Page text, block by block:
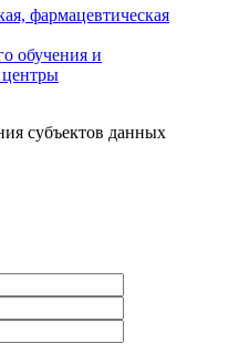
фармацевтическая
обучения и
центры
субъектов данных